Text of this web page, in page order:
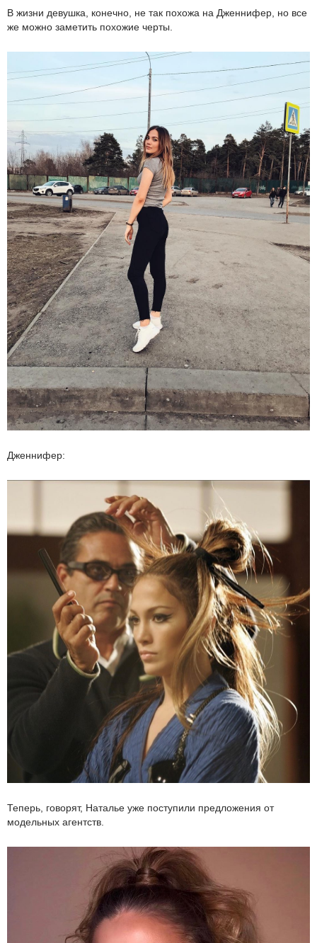
В жизни девушка, конечно, не так похожа на Дженнифер, но все
же можно заметить похожие черты.
Дженнифер:
Теперь, говорят, Наталье уже поступили предложения от
модельных агентств.